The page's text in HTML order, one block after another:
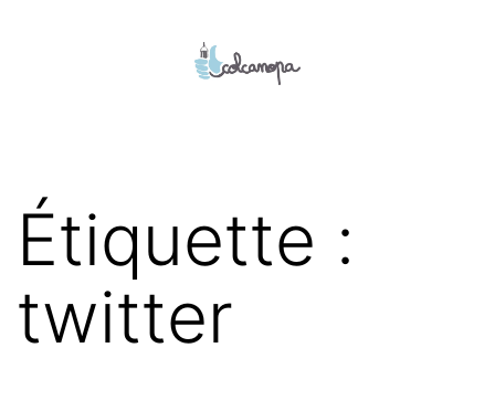
Étiquette :
twitter